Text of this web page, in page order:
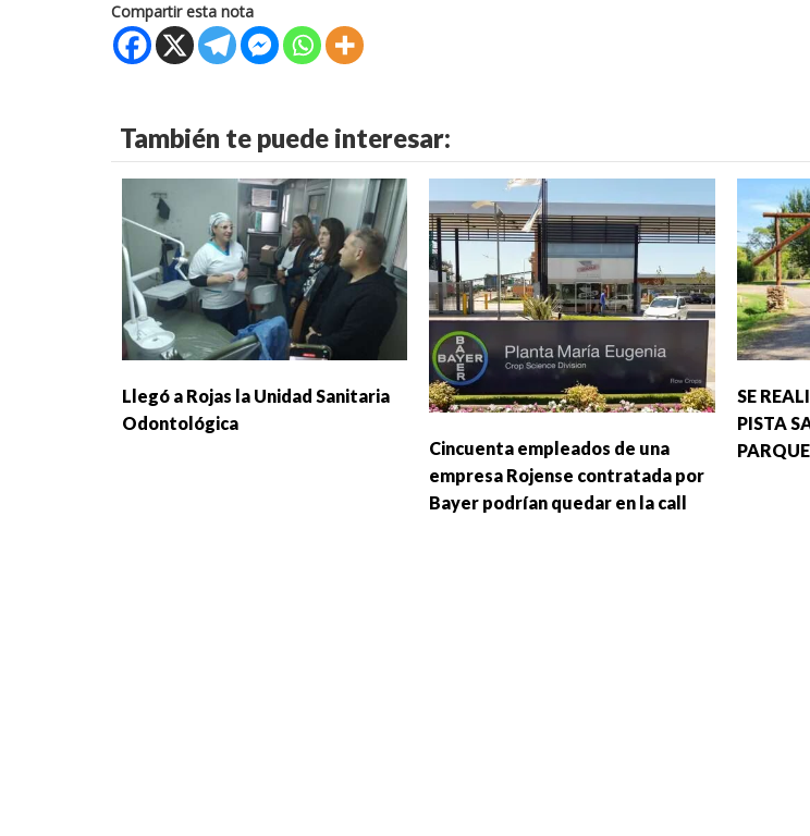
Compartir esta nota
También te puede interesar:
Llegó a Rojas la Unidad Sanitaria
Odontológica
Cincuenta empleados de una
empresa Rojense contratada por
Bayer podrían quedar en la call
SE
PISTA